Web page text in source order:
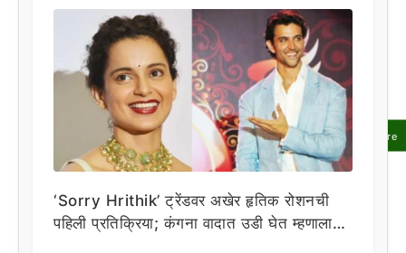
Share
‘Sorry Hrithik’ ट्रेंडवर अखेर हृतिक रोशनची
पहिली प्रतिक्रिया; कंगना वादात उडी घेत म्हणाला…